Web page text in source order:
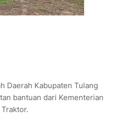
Daerah Kabupaten Tulang
bantuan dari Kementerian